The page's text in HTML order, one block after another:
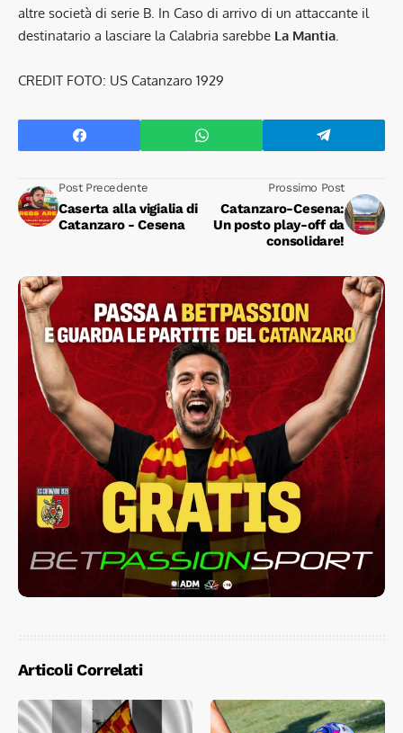
altre società di serie B. In Caso di arrivo di un attaccante il
destinatario a lasciare la Calabria sarebbe La Mantia.
CREDIT FOTO: US Catanzaro 1929
Post Precedente
Caserta alla vigialia di
Catanzaro - Cesena
Prossimo Post
Catanzaro-Cesena:
Un posto play-off da
consolidare!
Articoli Correlati